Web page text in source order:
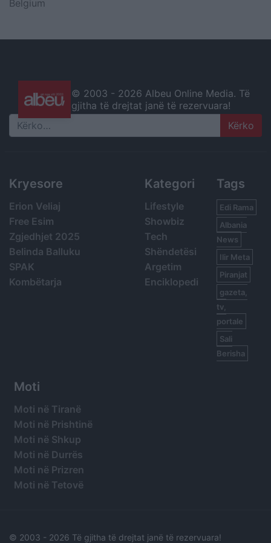
Belgium
© 2003 - 2026 Albeu Online Media. Të
gjitha të drejtat janë të rezervuara!
Search
Kryesore
Erion Veliaj
Free Esim
Zgjedhjet 2025
Belinda Balluku
SPAK
Kombëtarja
Kategori
Lifestyle
Showbiz
Tech
Shëndetësi
Argetim
Enciklopedi
Tags
Edi Rama
Albania
News
Ilir Meta
Piranjat
gazeta,
tv,
portale
Sali
Berisha
Moti
Moti në Tiranë
Moti në Prishtinë
Moti në Shkup
Moti në Durrës
Moti në Prizren
Moti në Tetovë
© 2003 - 2026 Të gjitha të drejtat janë të rezervuara!